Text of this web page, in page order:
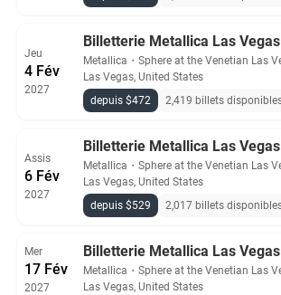
Jeu
4 Fév
2027
Billetterie Metallica Las Vegas
Metallica ・ Sphere at the Venetian Las
Las Vegas, United States
depuis $472
2,419 billets
Assis
6 Fév
2027
Billetterie Metallica Las Vegas
Metallica ・ Sphere at the Venetian Las
Las Vegas, United States
depuis $529
2,017 billets
Mer
17 Fév
2027
Billetterie Metallica Las Vegas
Metallica ・ Sphere at the Venetian Las
Las Vegas, United States